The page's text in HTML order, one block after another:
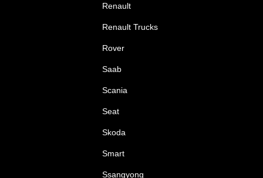
Renault
Renault Trucks
Rover
Saab
Scania
Seat
Skoda
Smart
Ssangyong